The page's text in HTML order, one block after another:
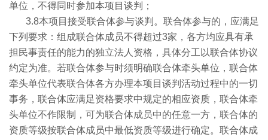
单位，不得同时参加本项目谈判；
3.8本项目接受联合体参与谈判。联合体参与的，应满足
下列要求：组成联合体成员不得超过3家，各方均应具有承
担民事责任的能力的独立法人资格，具体分工以联合体协议
约定为准。若联合体参与时须明确联合体牵头单位，联合体
牵头单位代表联合体各方办理本项目谈判活动过程中的一切
事务，联合体应满足资格要求中规定的相应资质，联合体牵
头单位不作限制，可为联合体成员中的任意一方，联合体的
资质等级按联合体成员中最低资质等级进行确定。联合体成